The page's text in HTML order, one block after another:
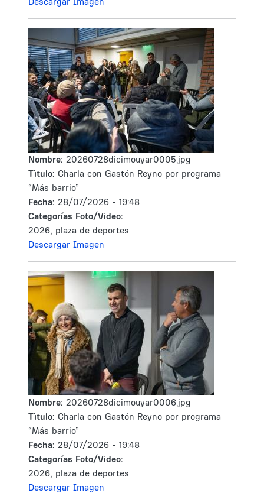
Nombre: 20260728dicimouyar0005.jpg
Tìtulo: Charla con Gastón Reyno por programa
“Más barrio”
Fecha: 28/07/2026 - 19:48
Categorías Foto/Video:
2026, plaza de deportes
Descargar Imagen
Nombre: 20260728dicimouyar0006.jpg
Tìtulo: Charla con Gastón Reyno por programa
“Más barrio”
Fecha: 28/07/2026 - 19:48
Categorías Foto/Video:
2026, plaza de deportes
Descargar Imagen